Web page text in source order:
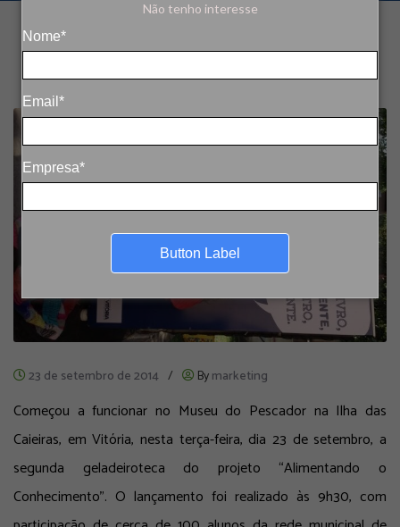
Não tenho interesse
Nome*
Email*
Empresa*
Button Label
23 de setembro de 2014 / Bymarketing
Começou a funcionar no Museu do Pescador na Ilha das
Caieiras, em Vitória, nesta terça-feira, dia 23 de setembro, a
segunda geladeiroteca do projeto “Alimentando o
Conhecimento”. O lançamento foi realizado às 9h30, com